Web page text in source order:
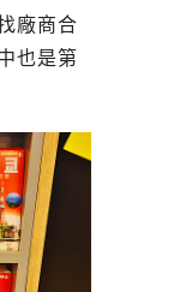
廠商合
也是第